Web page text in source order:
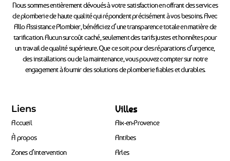
Nous sommes entièrement dévoués à votre satisfaction en offrant des services
de plomberie de haute qualité qui répondent précisément à vos besoins. Avec
Allo Assistance Plombier, bénéficiez d’une transparence totale en matière de
tarification. Aucun surcoût caché, seulement des tarifs justes et honnêtes pour
un travail de qualité supérieure. Que ce soit pour des réparations d’urgence,
des installations ou de la maintenance, vous pouvez compter sur notre
engagement à fournir des solutions de plomberie fiables et durables.
Liens
Accueil
À propos
Zones d’intervention
Villes
Aix-en-Provence
Antibes
Arles